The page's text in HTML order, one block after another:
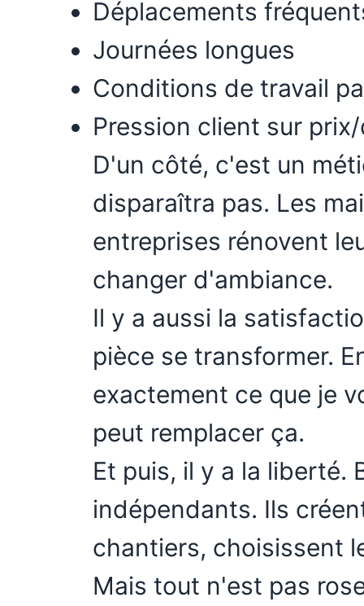
Déplacements
Journées longues
Conditions de travail
Pression client sur
D'un côté, c'est un
disparaîtra pas. Les
entreprises rénovent
changer d'ambiance.
Il y a aussi la
pièce se transformer.
exactement ce que je
peut remplacer ça.
Et puis, il y a la liberté.
indépendants. Ils
chantiers, choisissent
Mais tout n'est pas